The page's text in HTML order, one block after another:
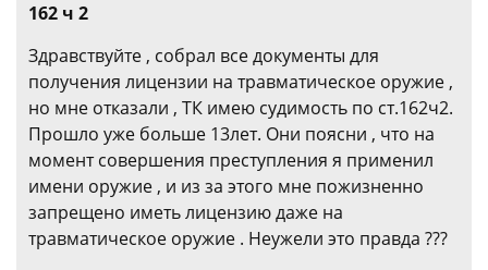
162 ч 2
Здравствуйте , собрал все документы для
получения лицензии на травматическое оружие ,
но мне отказали , ТК имею судимость по ст.162ч2.
Прошло уже больше 13лет. Они поясни , что на
момент совершения преступления я применил
имени оружие , и из за этого мне пожизненно
запрещено иметь лицензию даже на
травматическое оружие . Неужели это правда ???